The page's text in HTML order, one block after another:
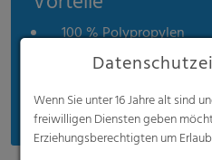
100 % Polypropylen
Hohe Reißfestigkeit
Verschiedene Farben
Wenn Sie unter 16 Jahre alt sind
freiwilligen Diensten geben
Erziehungsberechtigten um